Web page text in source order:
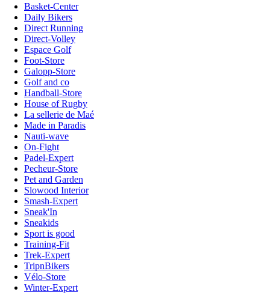
Basket-Center
Daily Bikers
Direct Running
Direct-Volley
Espace Golf
Foot-Store
Galopp-Store
Golf and co
Handball-Store
House of Rugby
La sellerie de Maé
Made in Paradis
Nauti-wave
On-Fight
Padel-Expert
Pecheur-Store
Pet and Garden
Slowood Interior
Smash-Expert
Sneak'In
Sneakids
Sport is good
Training-Fit
Trek-Expert
TripnBikers
Vélo-Store
Winter-Expert